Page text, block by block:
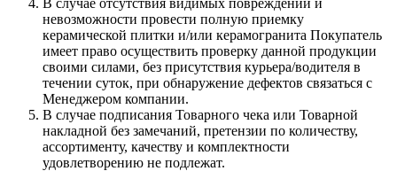
невозможности провести полную приемку
керамической плитки и/или керамогранита Покупатель
имеет право осуществить проверку данной продукции
своими силами, без присутствия курьера/водителя в
течении суток, при обнаружение дефектов связаться с
Менеджером компании.
В случае подписания Товарного чека или Товарной
накладной без замечаний, претензии по количеству,
ассортименту, качеству и комплектности
удовлетворению не подлежат.